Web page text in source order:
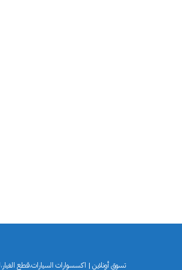
تسوق أونلاين | اكسسوارات السيارات،قطع